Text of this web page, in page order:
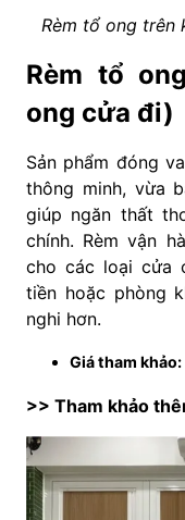
Rèm tổ ong trên
Rèm tổ
ong cửa đi)
Sản phẩm đóng
thông minh, vừa
giúp ngăn thất
chính. Rèm vận
cho các loại cửa
tiền hoặc phòng
nghi hơn.
Giá tham khảo:
>> Tham khảo